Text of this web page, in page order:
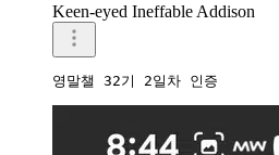
Keen-eyed Ineffable Addison
영말챌 32기 2일차 인증